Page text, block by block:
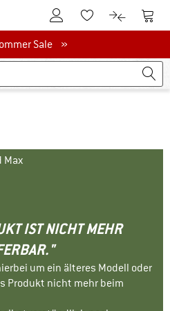
Zum KundenkontoZum Merkzettel.
Zum Zum
SaleSale »
Max
IST NICHT MEHR
um ein älteres Modell oder
Produkt nicht mehr beim